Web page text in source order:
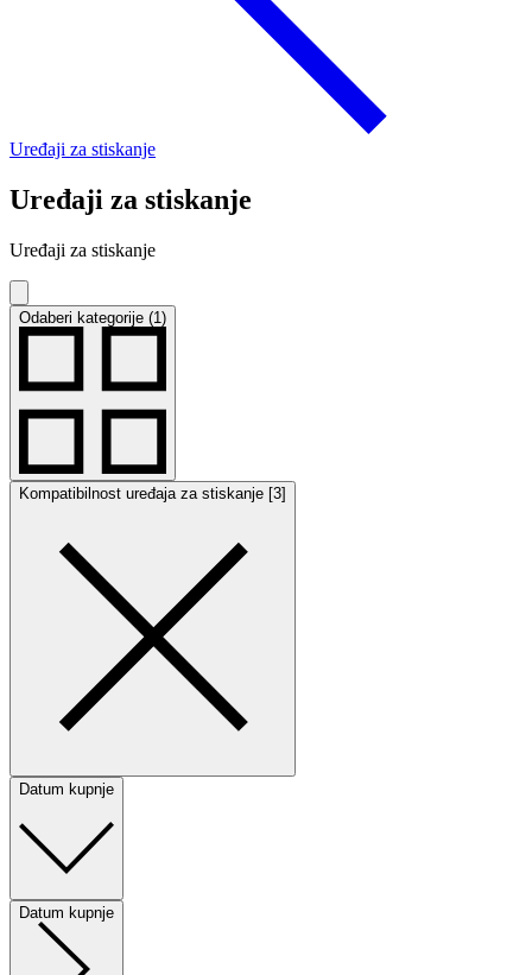
Uređaji za stiskanje
Uređaji za stiskanje
Uređaji za stiskanje
Odaberi kategorije (1)
Kompatibilnost uređaja za stiskanje [3]
Datum kupnje
Datum kupnje